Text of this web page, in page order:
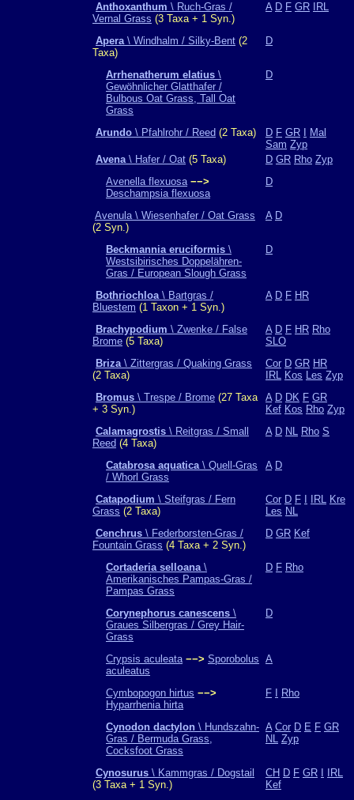
Anthoxanthum \ Ruch-Gras /
Vernal Grass (3 Taxa + 1 Syn.)
A D F GR IRL
Apera\ Windhalm / Silky-Bent (2
Taxa)
D
Arrhenatherum elatius \
Gewöhnlicher Glatthafer /
Bulbous Oat Grass, Tall Oat
Grass
D
Arundo \ Pfahlrohr / Reed (2 Taxa) D F GR
Mal
Sam Zyp
Avena\ Hafer / Oat (5 Taxa) D GR Rho Zyp
Avenella flexuosa −−>
Deschampsia flexuosa
D
Avenula \ Wiesenhafer / Oat Grass
(2 Syn.)
A D
Beckmannia eruciformis \
Westsibirisches Doppelähren-
Gras / European Slough Grass
D
Bothriochloa\ Bartgras /
Bluestem (1 Taxon + 1 Syn.)
A D F HR
Brachypodium \ Zwenke / False
Brome (5 Taxa)
A D F HR Rho
SLO
Briza\ Zittergras / Quaking Grass
(2 Taxa)
Cor D GR HR
IRL Kos Les Zyp
Bromus \ Trespe / Brome (27 Taxa
+ 3 Syn.)
A D DK F GR
Kef Kos Rho Zyp
Calamagrostis \ Reitgras / Small
Reed (4 Taxa)
A D NL Rho S
Catabrosa aquatica\ Quell-Gras
/ Whorl Grass
A D
Catapodium \ Steifgras / Fern
Grass (2 Taxa)
Cor D F IRL Kre
Les NL
Cenchrus \ Federborsten-Gras /
Fountain Grass (4 Taxa + 2 Syn.)
D GR Kef
Cortaderia selloana\
Amerikanisches Pampas-Gras /
Pampas Grass
D F Rho
Corynephorus canescens \
Graues Silbergras / Grey Hair-
Grass
D
Crypsis aculeata −−> Sporobolus
aculeatus
A
Cymbopogon hirtus −−>
Hyparrhenia hirta
F Rho
Cynodon dactylon \ Hundszahn-
Gras / Bermuda Grass,
Cocksfoot Grass
A Cor D E F GR
NL Zyp
Cynosurus \ Kammgras / Dogstail
(3 Taxa + 1 Syn.)
CH D F GR
IRL
Kef